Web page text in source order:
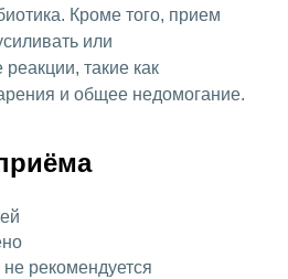
Кроме того, прием
или
такие как
и общее недомогание.
не рекомендуется